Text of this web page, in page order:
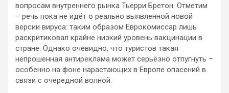
вопросам внутреннего рынка Тьерри Бретон. Отметим
– речь пока не идёт о реально выявленной новой
версии вируса: таким образом Еврокомиссар лишь
раскритиковал крайне низкий уровень вакцинации в
стране. Однако очевидно, что туристов такая
непрошенная антиреклама может серьёзно отпугнуть –
особенно на фоне нарастающих в Европе опасений в
связи с очередной волной.